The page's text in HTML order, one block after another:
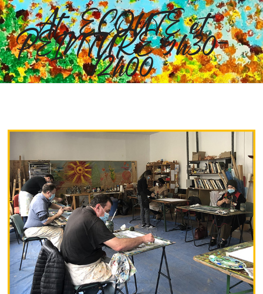
At. ECOUTE et
PEINTURE 9h30-
12h00